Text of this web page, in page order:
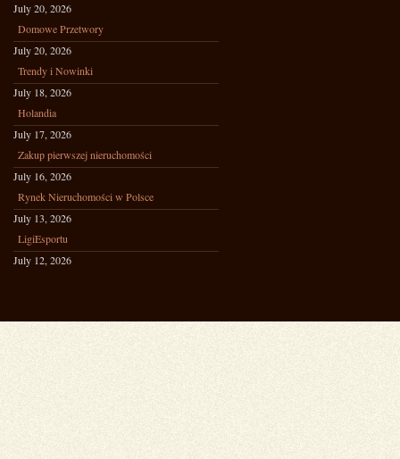
July 20, 2026
Domowe Przetwory
July 20, 2026
Trendy i Nowinki
July 18, 2026
Holandia
July 17, 2026
Zakup pierwszej nieruchomości
July 16, 2026
Rynek Nieruchomości w Polsce
July 13, 2026
LigiEsportu
July 12, 2026